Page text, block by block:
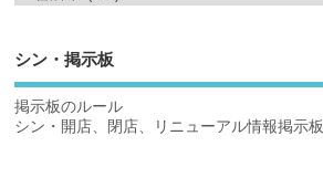
シン・掲示板
掲示板のルール
シン・開店、閉店、リニューアル情報掲示板